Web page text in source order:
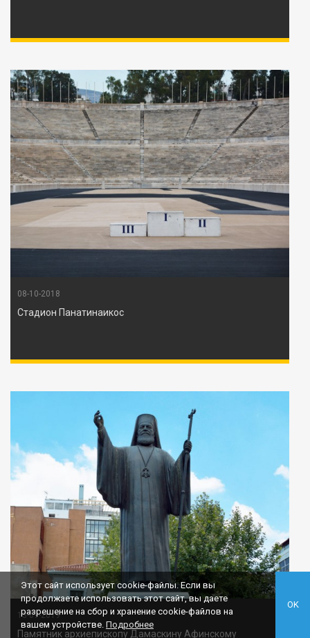
08-10-2018
Стадион Панатинаикос
13-09-2019
Памятник архиепископу Дамаскину Афинскому
Этот сайт использует cookie-файлы. Если вы
продолжаете использовать этот сайт, вы даете
разрешение на сбор и хранение cookie-файлов на
вашем устройстве. Подробнее
OK